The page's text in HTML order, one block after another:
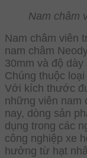
Nam châm
Nam châm viên
nam châm
30mm và độ
Chúng thuộc
Với kích thước
những viên nam
nay, dòng sản
dụng trong các
công nghiệp xe
hưởng từ hạt